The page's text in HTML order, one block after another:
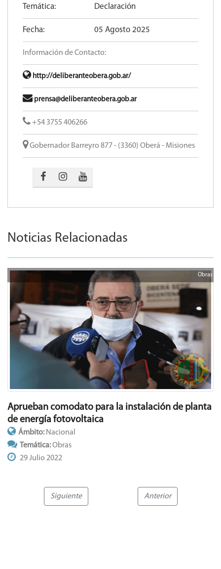
Temática: Declaración
Fecha: 05 Agosto 2025
Información de Contacto:
http://deliberanteobera.gob.ar/
prensa@deliberanteobera.gob.ar
+54 3755 406266
Gobernador Barreyro 877 - (3360) Oberá - Misiones
Noticias Relacionadas
Obras
Aprueban comodato para la instalación de planta
de energía fotovoltaica
Ámbito: Nacional
Temática:Obras
29 Julio 2022
Siguiente Anterior